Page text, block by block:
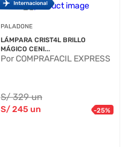
PALADONE
LÁMPARA CRIST4L BRILLO
MÁGICO CENI...
Por COMPRAFACIL EXPRESS
S/329 un
S/245 un -25%